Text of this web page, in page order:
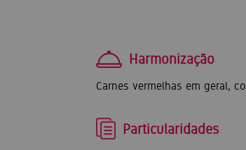
Harmonização
Carnes vermelhas em geral,
Particularidades